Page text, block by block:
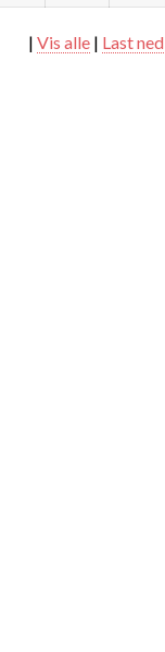
| Vis alle| Last ned